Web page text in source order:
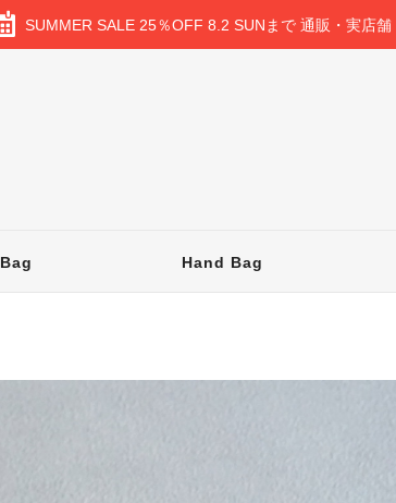
SUMMER SALE 25％OFF 8.2 SUNまで 通販・実店舗
Hand Bag